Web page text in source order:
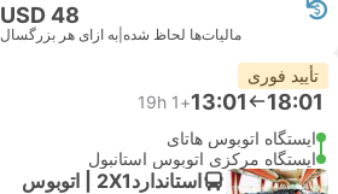
USD 48
مالیات‌ها لحاظ شده به ازای هر بزرگسال
تأیید فوری
18:01
13:01
+1
19h
ایستگاه اتوبوس هاتای
ایستگاه مرکزی اتوبوس استانبول
استاندارد2X1 | اتوبوس